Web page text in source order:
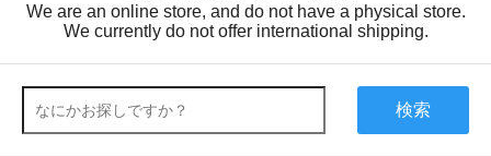
We are an online store, and do not have a physical store.
We currently do not offer international shipping.
検索